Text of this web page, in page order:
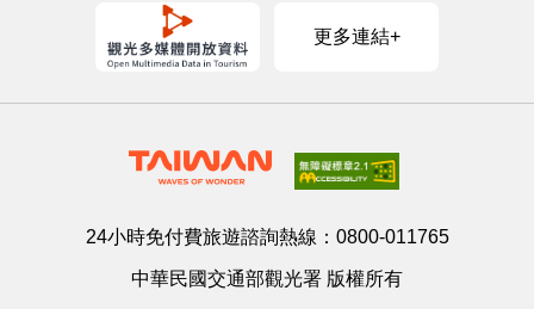
更多連結+
24小時免付費旅遊諮詢熱線： 0800-011765
中華民國交通部觀光署 版權所有